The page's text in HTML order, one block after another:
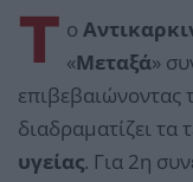
Τ ο
«Μεταξά»
επιβεβαιώνοντας
διαδραματίζει τα
υγείας. Για 2η